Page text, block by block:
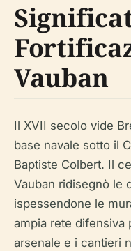
Vauban
Il XVII secolo vide
base navale sotto il
Baptiste Colbert. Il
Vauban ridisegnò le
ispessendone le
ampia rete difensiva
arsenale e i cantieri